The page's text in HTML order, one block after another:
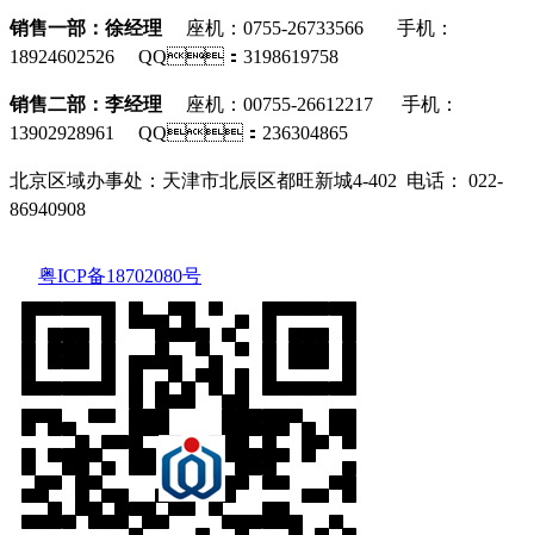
销售一部：徐经理
座机：0755-26733566 手机：
18924602526 QQ：3198619758
销售二部：李经理 座机 ：00755-26612217 手机：
13902928961 QQ：236304865
北京区域办事处： 天津市北辰区都旺新城4-402 电话：
022-
86940908
粤ICP备18702080号